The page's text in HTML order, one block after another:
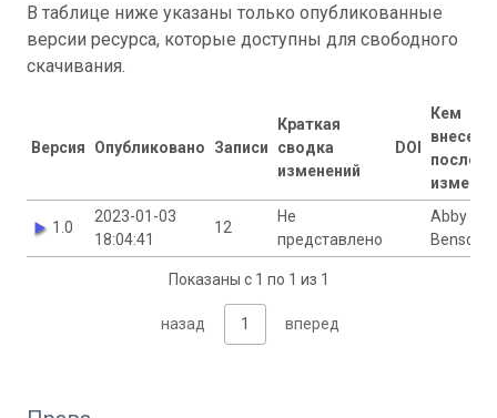
В таблице ниже указаны только опубликованные
версии ресурса, которые доступны для свободного
скачивания.
Версия Опубликовано Записи
Краткая
сводка
изменений
DOI
Кем
внесены
1.0
2023-01-03
18:04:41
12
Не
представлено
Abby
Benson
Показаны с 1 по 1 из 1
назад 1 вперед